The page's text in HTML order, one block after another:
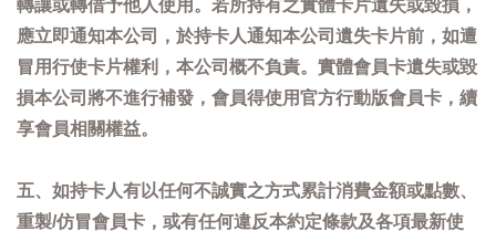
轉讓或轉借予他人使用。若所持有之實體卡片遺失或毀損，
應立即通知本公司，於持卡人通知本公司遺失卡片前，如遭
冒用行使卡片權利，本公司概不負責。實體會員卡遺失或毀
損本公司將不進行補發，會員得使用官方行動版會員卡，續
享會員相關權益。
五、如持卡人有以任何不誠實之方式累計消費金額或點數、
重製/仿冒會員卡，或有任何違反本約定條款及各項最新使